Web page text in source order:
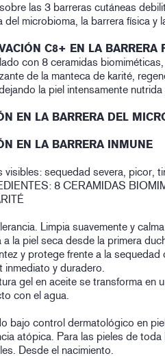
las 3 barreras cutáneas
del microbioma, la barrera física y
C8+ EN LA BARRERA
con 8 ceramidas
de la manteca de karité,
la piel intensamente
EN LA BARRERA DEL
EN LA BARRERA INMUNE
visibles: sequedad severa, picor,
8 CERAMIDAS
Limpia suavemente y
a la piel seca desde la primera
y protege frente a la
inmediato y duradero.
gel en aceite se transforma en
con el agua.
bajo control dermatológico en
atópica. Para las pieles de toda
Desde el nacimiento.